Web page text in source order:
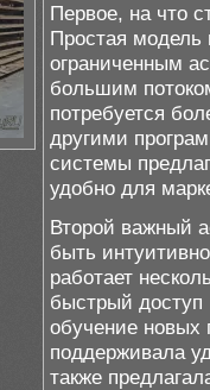
Первое, на что
Простая модель
ограниченным
большим
потребуется
другими
системы
удобно для
Второй важный
быть
работает
быстрый доступ
обучение новых
поддерживала
также